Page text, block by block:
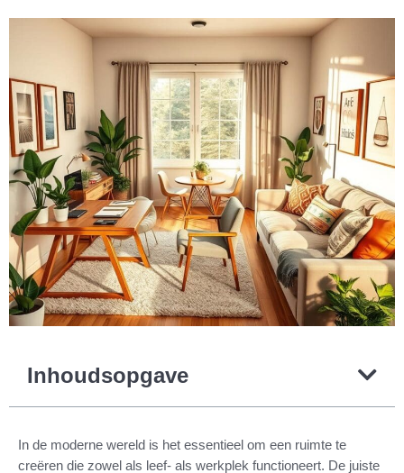
Inhoudsopgave
In de moderne wereld is het essentieel om een ruimte te
creëren die zowel als leef- als werkplek functioneert. De juiste